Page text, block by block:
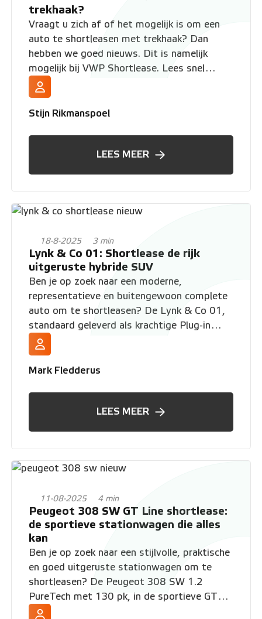
trekhaak?
Vraagt u zich af of het mogelijk is om een
auto te shortleasen met trekhaak? Dan
hebben we goed nieuws. Dit is namelijk
mogelijk bij VWP Shortlease. Lees snel
verder hoe dit precies werkt.
Stijn Rikmanspoel
LEES MEER
18-8-2025 3 min
Lynk & Co 01: Shortlease de rijk
uitgeruste hybride SUV
Ben je op zoek naar een moderne,
representatieve en buitengewoon complete
auto om te shortleasen? De Lynk & Co 01,
standaard geleverd als krachtige Plug-in
Hybride met automaat, is dan een
uitstekende keuze. Bij VWP Shortlease rijd je
deze innovatieve SUV met een all-in
Mark Fledderus
LEES MEER
11-08-2025 4 min
Peugeot 308 SW GT Line shortlease:
de sportieve stationwagen die alles
kan
Ben je op zoek naar een stijlvolle, praktische
en goed uitgeruste stationwagen om te
shortleasen? De Peugeot 308 SW 1.2
PureTech met 130 pk, in de sportieve GT
Line uitvoering en standaard voorzien van